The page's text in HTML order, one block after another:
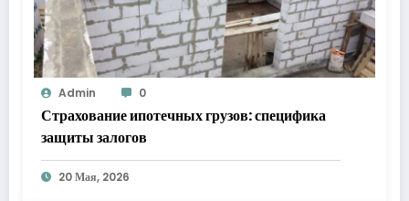
Admin 0
Страхование ипотечных грузов: специфика
защиты залогов
20 Мая, 2026